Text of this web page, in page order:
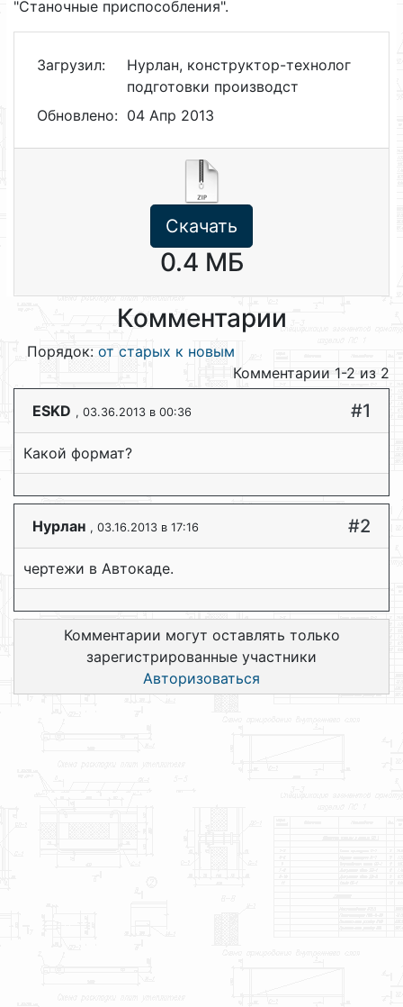
"Станочные приспособления".
Загрузил:
Нурлан, конструктор-технолог
подготовки производст
Обновлено: 04 Апр 2013
Скачать
0.4 МБ
Комментарии
Порядок: от старых к новым
Комментарии 1-2 из 2
ESKD , 03.36.2013 в 00:36 #1
Какой формат?
Нурлан , 03.16.2013 в 17:16 #2
чертежи в Автокаде.
Комментарии могут оставлять только
зарегистрированные участники
Авторизоваться